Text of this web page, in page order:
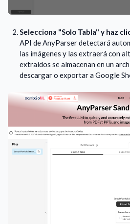
Selecciona "Solo Tabla" y haz
API de AnyParser detectará
las imágenes y las extraerá con
extraídos se almacenan en un
descargar o exportar a Google